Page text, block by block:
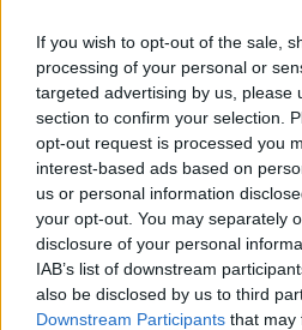
If you wish to opt-out of the sale,
processing of your personal or
targeted advertising by us, please
section to confirm your selection.
opt-out request is processed you
interest-based ads based on
us or personal information
your opt-out. You may separately
disclosure of your personal
IAB’s list of downstream
also be disclosed by us to third
Downstream Participants that may
Corrections & commentaires
Dire «merci» pour cette